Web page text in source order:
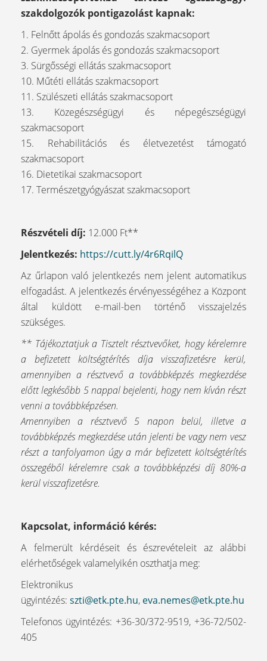
szakdolgozók pontigazolást kapnak:
1. Felnőtt ápolás és gondozás szakmacsoport
2. Gyermek ápolás és gondozás szakmacsoport
3. Sürgősségi ellátás szakmacsoport
10. Műtéti ellátás szakmacsoport
11. Szülészeti ellátás szakmacsoport
13. Közegészségügyi és népegészségügyi
szakmacsoport
15. Rehabilitációs és életvezetést támogató
szakmacsoport
16. Dietetikai szakmacsoport
17. Természetgyógyászat szakmacsoport
Részvételi díj: 12.000 Ft**
Jelentkezés: https://cutt.ly/4r6RqilQ
Az űrlapon való jelentkezés nem jelent automatikus
elfogadást. A jelentkezés érvényességéhez a Központ
által küldött e-mail-ben történő visszajelzés
szükséges.
** Tájékoztatjuk a Tisztelt résztvevőket, hogy kérelemre
a befizetett költségtérítés díja visszafizetésre kerül,
amennyiben a résztvevő a továbbképzés megkezdése
előtt legkésőbb 5 nappal bejelenti, hogy nem kíván részt
venni a továbbképzésen.
Amennyiben a résztvevő 5 napon belül, illetve a
továbbképzés megkezdése után jelenti be vagy nem vesz
részt a tanfolyamon úgy a már befizetett költségtérítés
összegéből kérelemre csak a továbbképzési díj 80%-a
kerül visszafizetésre.
Kapcsolat, információ kérés:
A felmerült kérdéseit és észrevételeit az alábbi
elérhetőségek valamelyikén oszthatja meg:
Elektronikus
ügyintézés: szti@etk.pte.hu, eva.nemes@etk.pte.hu
Telefonos ügyintézés: +36-30/372-9519, +36-72/502-
405